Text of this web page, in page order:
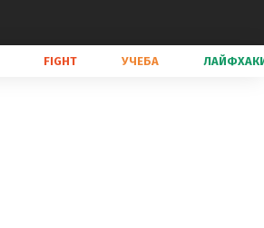
FIGHT УЧЕБА